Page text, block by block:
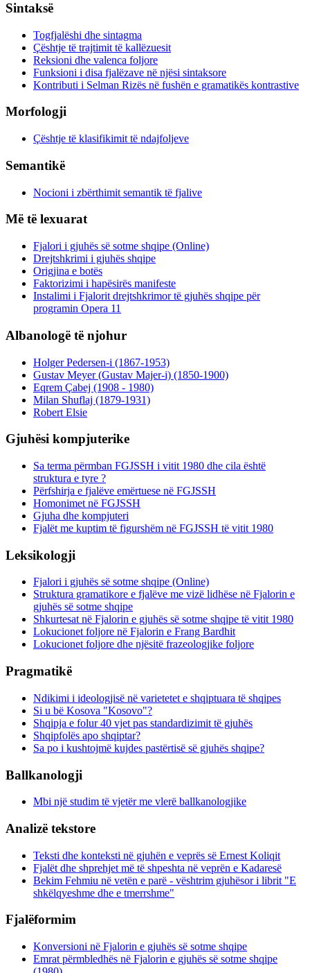
Sintaksë
Togfjalëshi dhe sintagma
Çështje të trajtimit të kallëzuesit
Reksioni dhe valenca foljore
Funksioni i disa fjalëzave në njësi sintaksore
Kontributi i Selman Rizës në fushën e gramatikës kontrastive
Morfologji
Çështje të klasifikimit të ndajfoljeve
Semantikë
Nocioni i zbërthimit semantik të fjalive
Më të lexuarat
Fjalori i gjuhës së sotme shqipe (Online)
Drejtshkrimi i gjuhës shqipe
Origjina e botës
Faktorizimi i hapësirës manifeste
Instalimi i Fjalorit drejtshkrimor të gjuhës shqipe për
programin Opera 11
Albanologë të njohur
Holger Pedersen-i (1867-1953)
Gustav Meyer (Gustav Majer-i) (1850-1900)
Eqrem Çabej (1908 - 1980)
Milan Shuflaj (1879-1931)
Robert Elsie
Gjuhësi kompjuterike
Sa terma përmban FGJSSH i vitit 1980 dhe cila është
struktura e tyre ?
Përfshirja e fjalëve emërtuese në FGJSSH
Homonimet në FGJSSH
Gjuha dhe kompjuteri
Fjalët me kuptim të figurshëm në FGJSSH të vitit 1980
Leksikologji
Fjalori i gjuhës së sotme shqipe (Online)
Struktura gramatikore e fjalëve me vizë lidhëse në Fjalorin e
gjuhës së sotme shqipe
Shkurtesat në Fjalorin e gjuhës së sotme shqipe të vitit 1980
Lokucionet foljore në Fjalorin e Frang Bardhit
Lokucionet foljore dhe njësitë frazeologjike foljore
Pragmatikë
Ndikimi i ideologjisë në varietetet e shqiptuara të shqipes
Si u bë Kosova "Kosovo"?
Shqipja e folur 40 vjet pas standardizimit të gjuhës
Shqipfolës apo shqiptar?
Sa po i kushtojmë kujdes pastërtisë së gjuhës shqipe?
Ballkanologji
Mbi një studim të vjetër me vlerë ballkanologjike
Analizë tekstore
Teksti dhe konteksti në gjuhën e veprës së Ernest Koliqit
Fjalët dhe shprehjet më të shpeshta në veprën e Kadaresë
Bekim Fehmiu në vetën e parë - vështrim gjuhësor i librit "E
shkëlqyeshme dhe e tmerrshme"
Fjalëformim
Konversioni në Fjalorin e gjuhës së sotme shqipe
Emrat përmbledhës në Fjalorin e gjuhës së sotme shqipe